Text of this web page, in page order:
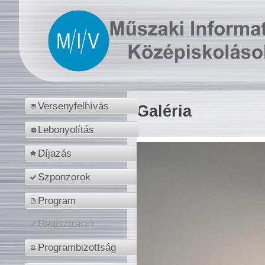
Versenyfelhívás
Lebonyolítás
Díjazás
Szponzorok
Program
Regisztráció
Programbizottság
Galéria